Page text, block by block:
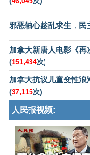
邪恶轴心趁乱求生，民
加拿大新唐人电影《再
(151,434次)
加拿大抗议儿童变性浪
(37,115次)
人民报视频: